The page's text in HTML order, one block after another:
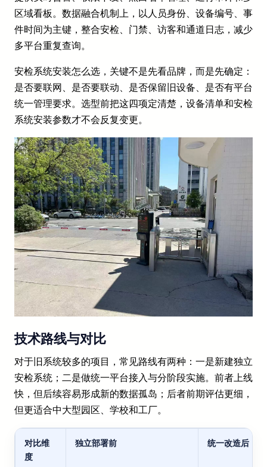
区域看板。数据融合机制上，以人员身份、设备编号、事
件时间为主键，整合安检、门禁、访客和通道日志，减少
多平台重复查询。
安检系统安装怎么选，关键不是先看品牌，而是先确定：
是否要联网、是否要联动、是否保留旧设备、是否有平台
统一管理要求。选型前把这四项定清楚，设备清单和安检
系统安装参数才不会反复变更。
技术路线与对比
对于旧系统较多的项目，常见路线有两种：一是新建独立
安检系统；二是做统一平台接入与分阶段实施。前者上线
快，但后续容易形成新的数据孤岛；后者前期评估更细，
但更适合中大型园区、学校和工厂。
对比维
度
独立部署前 统一改造后